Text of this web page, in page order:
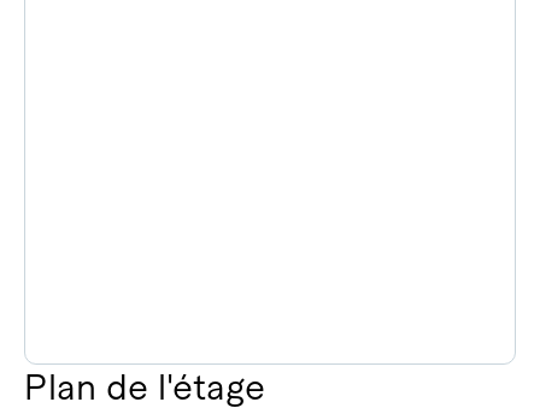
Plan de l'étage